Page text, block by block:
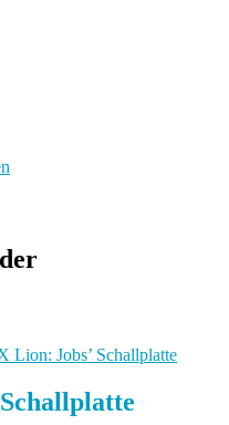
Lion: Jobs’ Schallplatte